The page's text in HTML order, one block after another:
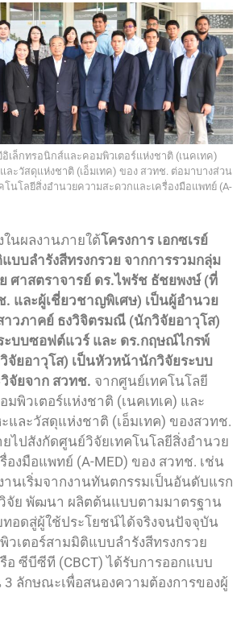
เล็กทรอนิกส์และคอมพิวเตอร์แห่งชาติ (เนคเทค)
ละวัสดุแห่งชาติ (เอ็มเทค) ของ สวทช. ต่อมาบางส่วน
โนโลยีสิ่งอำนวยความสะดวกและเครื่องมือแพทย์ (A-
ในผลงานภายใต้โครงการ เอกซเรย์
บบลำรังสีทรงกรวย จากการรวมกลุ่ม
ศาสตราจารย์ ดร.ไพรัช ธัชยพงษ์ (ที่
. และผู้เชี่ยวชาญพิเศษ) เป็นผู้อำนวย
าวภาคย์ ธงวิจิตรมณี (นักวิจัยอาวุโส)
ะบบซอฟต์แวร์ และ ดร.กฤษณ์ไกรพ์
จัยอาวุโส) เป็นหัวหน้านักวิจัยระบบ
จัยจาก สวทช. จากศูนย์เทคโนโลยี
มพิวเตอร์แห่งชาติ (เนคเทเค) และ
และวัสดุแห่งชาติ (เอ็มเทค) ของสวทช.
ไปสังกัดศูนย์วิจัยเทคโนโลยีสิ่งอำนวย
องมือแพทย์ (A-MED) ของ สวทช. เช่น
านเริ่มจากงานทันตกรรมเป็นอันดับแรก
จัย พัฒนา ผลิตต้นแบบตามมาตรฐาน
ทอดสู่ผู้ใช้ประโยชน์ได้จริงจนปัจจุบัน
วเตอร์สามมิติแบบลำรังสีทรงกรวย
รือ ซีบีซีที (CBCT) ได้รับการออกแบบ
3 ลักษณะเพื่อสนองความต้องการของผู้